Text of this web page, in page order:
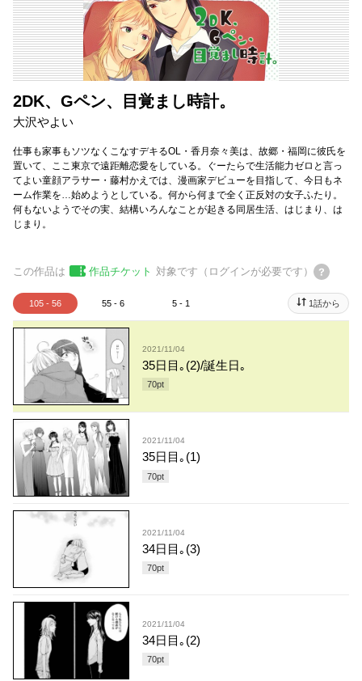
2DK、Gペン、目覚まし時計。
大沢やよい
仕事も家事もソツなくこなすデキるOL・香月奈々美は、故郷・福岡に彼氏を
置いて、ここ東京で遠距離恋愛をしている。ぐーたらで生活能力ゼロと言っ
てよい童顔アラサー・藤村かえでは、漫画家デビューを目指して、今日もネ
ーム作業を…始めようとしている。何から何まで全く正反対の女子ふたり。
何もないようでその実、結構いろんなことが起きる同居生活、はじまり、は
じまり。
この作品は 作品チケット 対象です（ログインが必要です）
105 - 56 55 - 6 5 - 1 1話から
2021/11/04
35日目｡(2)/誕生日｡
70pt
2021/11/04
35日目｡(1)
70pt
2021/11/04
34日目｡(3)
70pt
2021/11/04
34日目｡(2)
70pt